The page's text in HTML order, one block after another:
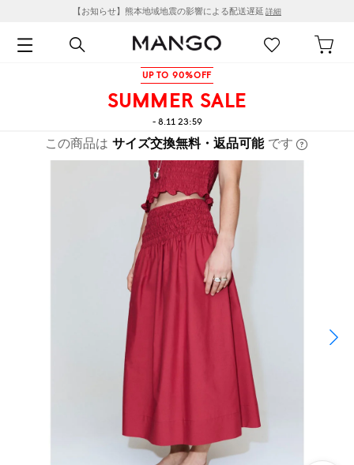
【お知らせ】熊本地域地震の影響による配送遅延 詳細
UP TO 90%OFF
SUMMER SALE
- 8.11 23:59
この商品は サイズ交換無料・返品可能 です